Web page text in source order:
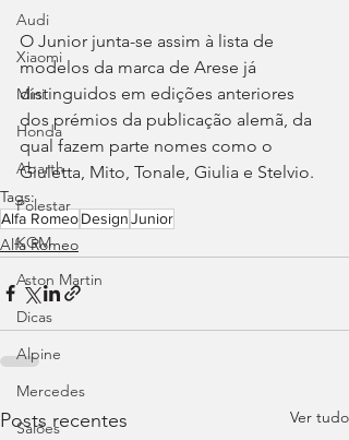
Audi
Xiaomi
Mini
Honda
Abarth
Polestar
KGM
Aston Martin
Dicas
Alpine
Mercedes
Salões
O Junior junta-se assim à lista de
modelos da marca de Arese já
distinguidos em edições anteriores
dos prémios da publicação alemã, da
qual fazem parte nomes como o
Giuletta, Mito, Tonale, Giulia e Stelvio.
Tags:
Alfa RomeoDesignJunior
Alfa Romeo
Posts recentes Ver tudo